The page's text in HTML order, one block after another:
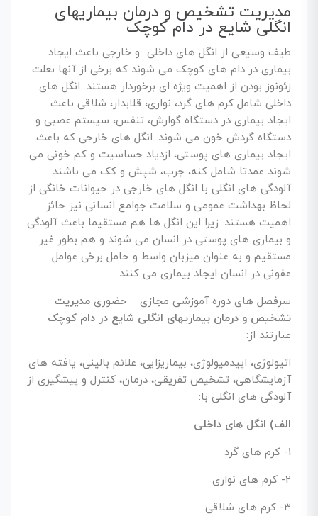
مدیریت تشخیص و درمان بیماریهای
انگلی شایع در دام کوچک
طیف وسیعی از انگل های داخلی و خارجی باعث ایجاد
بیماری در دام های کوچک می شوند که برخی از آنها بعلت
زئونوز بودن از اهمیت ویژه ای برخوردار هستند. انگل های
داخلی شامل کرم های گرد، نواری، قلابدار، شلاقی باعث
ایجاد بیماری در دستگاه گوارش، تنفس، سیستم عصبی و
دستگاه گردش خون می شوند. انگل های خارجی که باعث
ایجاد بیماری های پوستی، ازدیاد حساسیت و کم خونی می
شوند عمدتا شامل کنه، جرب، شپش و کک می باشند.
آلودگی های انگلی با انگل های خارجی در حیوانات خانگی از
لحاظ بهداشت عمومی و سلامت جوامع انسانی نیز حائز
اهمیت هستند. زیرا این انگل ها هم مستقیما باعث آلودگی
و بیماری های پوستی در انسان می شوند و هم بطور غیر
مستقیم و به عنوان میزبان واسط و حامل برخی عوامل
عفونی در انسان ایجاد بیماری می کنند.
سرفصل های دوره آموزشی مجازی – حضوری مدیریت
تشخیص و درمان بیماریهای انگلی شایع در دام کوچک
عبارتند از:
اتیولوژی، اپیدمیولوژی، بیماریزایی، علائم بالینی، یافته های
آزمایشگاهی، تشخیص تفریقی، درمان، کنترل و پیشگیری از
آلودگی های انگلی با:
الف) انگل های داخلی
1- کرم های گرد
2- کرم های نواری
3- کرم های شلاقی